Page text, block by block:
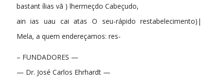
bastant ílias vã ) lhermeçdo Cabeçudo,
ain ias uau cai atas O seu-rápido restabelecimento)|
Mela, a quem endereçamos: res-
– FUNDADORES —
— Dr. José Carlos Ehrhardt —